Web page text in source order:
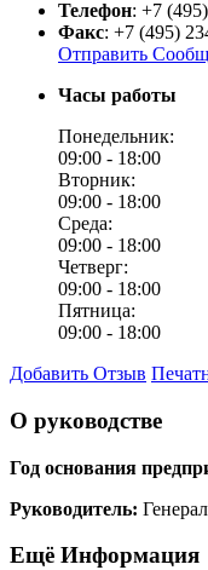
Телефон: +7
Факс: +7 (495)
Отправить
Часы работы
Понедельник:
09:00 - 18:00
Вторник:
09:00 - 18:00
Среда:
09:00 - 18:00
Четверг:
09:00 - 18:00
Пятница:
09:00 - 18:00
Добавить Отзыв
О руководстве
Год основания
Руководитель:
Ещё Информация